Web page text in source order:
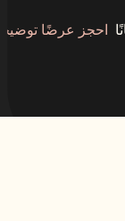
احجز عرضًا توضيحيًا